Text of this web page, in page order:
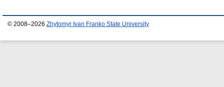
© 2008–2026 Zhytomyr Ivan Franko State University